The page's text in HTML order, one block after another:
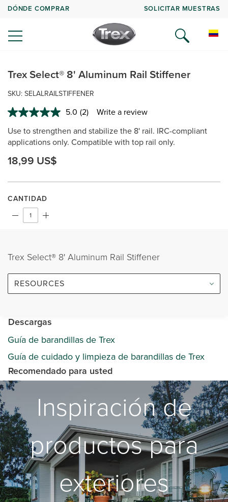
DÓNDE COMPRAR SOLICITAR MUESTRAS
Trex Select® 8' Aluminum Rail Stiffener
SKU: SELALRAILSTIFFENER
5.0 Read
Reviews.
Same
page
(2)
Write a review
Use to strengthen and stabilize the 8' rail. IRC-compliant
applications only. Compatible with top rail only.
18,99 US$
CANTIDAD
Trex Select® 8' Aluminum Rail Stiffener
RESOURCES
Descargas
Guía de barandillas de Trex
Guía de cuidado y limpieza de barandillas de Trex
Recomendado para usted
Inspiración de
productos para
exteriores